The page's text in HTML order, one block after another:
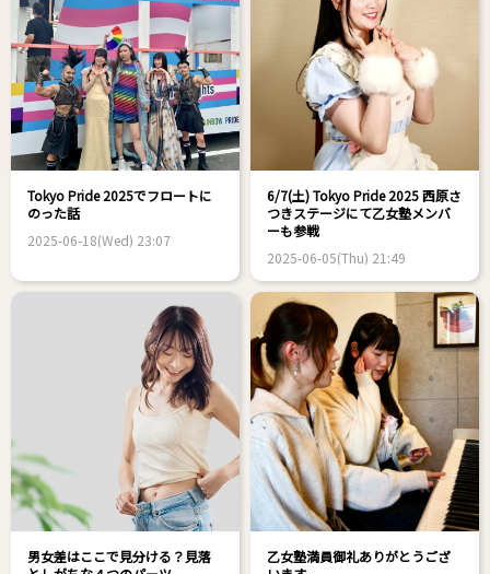
Tokyo Pride 2025でフロートに
のった話
2025-06-18(Wed) 23:07
6/7(土) Tokyo Pride 2025 西原さ
つきステージにて乙女塾メンバ
ーも参戦
2025-06-05(Thu) 21:49
男女差はここで見分ける？見落
乙女塾満員御礼ありがとうござ